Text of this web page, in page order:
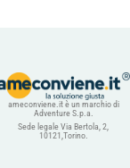
ameconviene.it è un marchio di
Adventure S.p.a.
Sede legale Via Bertola, 2,
10121,Torino.